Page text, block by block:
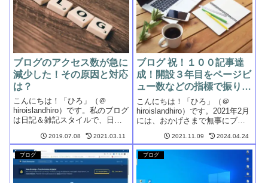
ブログのアクセス数が急に
減少した！その原因と対応
は？
こんにちは！「ひろ」（＠
hiroislandhiro）です。私のブログ
は日記＆雑記スタイルで、日常
由に気ままに書いています。お
かげさまでブログを始めてから1
ヶ月を過ぎたあたりから徐々に
アクセス数が増えてきまし
た。...
2019.07.08 2021.03.11
ブログ 祝！１００記事達
成！開設３年目をページビ
ュー数などの指標で振り返
ってみた！
こんにちは！「ひろ」（＠
hiroislandhiro）です。2021年2月
には、おかげさまで無事にブロ
に突入。この10月下旬には、早
くも３年目になって８ヶ月が経
過しました。まったく経験のな
い初心者が、無謀にもいき...
2021.11.09 2024.04.24
ブログ ブログ